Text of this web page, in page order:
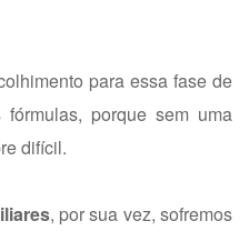
para essa fase de
porque sem uma
difícil.
, por sua vez, sofremos